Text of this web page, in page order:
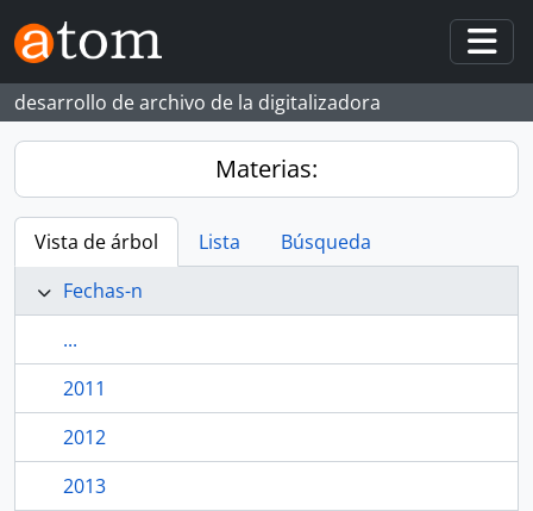
Skip to main content
desarrollo de archivo de la digitalizadora
Materias:
Vista de árbol Lista
Búsqueda
Fechas-n
...
2011
2012
2013